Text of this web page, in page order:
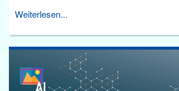
Weiterlesen...